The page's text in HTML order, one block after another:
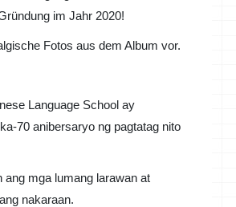
im Jahr 2020!
Fotos aus dem Album vor.
Language School ay
70 anibersaryo ng pagtatag nito
ang mga lumang larawan at
nakaraan.